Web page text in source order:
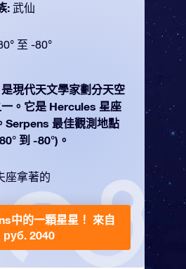
: 武仙
至 -80°
現代天文學家劃分天空
。它是 Hercules 星座
Serpens 最佳觀測地點
到 -80°)。
座拿著的
中的一顆星星！ 來自
руб. 2040